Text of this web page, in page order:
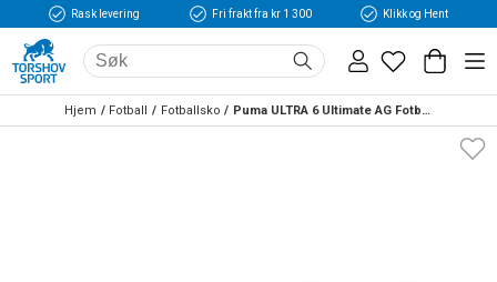
Rask levering Fri frakt fra kr 1 300 Klikk og Hent
Hjem Fotball Fotballsko Puma ULTRA 6 Ultimate AG Fotballsko Showtime